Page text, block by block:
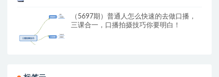
（5697期）普通人怎么快速的去做口播，
三课合一，口播拍摄技巧你要明白！